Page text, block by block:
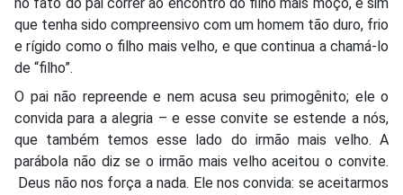
no fato do pai correr ao encontro do filho mais moço, e sim
que tenha sido compreensivo com um homem tão duro, frio
e rígido como o filho mais velho, e que continua a chamá-lo
de “filho”.
O pai não repreende e nem acusa seu primogênito; ele o
convida para a alegria – e esse convite se estende a nós,
que também temos esse lado do irmão mais velho. A
parábola não diz se o irmão mais velho aceitou o convite.
Deus não nos força a nada. Ele nos convida: se aceitarmos